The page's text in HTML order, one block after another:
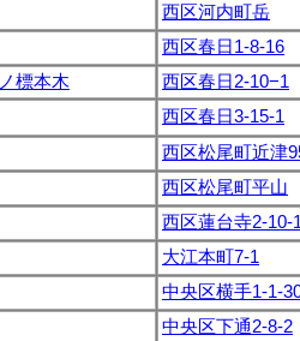
西区河内町岳
西区春日1-8-16
標本木
西区春日2-10−1
西区春日3-15-1
西区松尾町近津
西区松尾町平山
西区蓮台寺2-10-
大江本町7-1
中央区横手1-1-
中央区下通2-8-2